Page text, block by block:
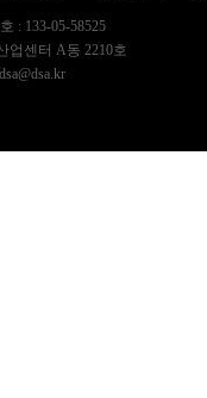
: 133-05-58525
업센터 A동 2210호